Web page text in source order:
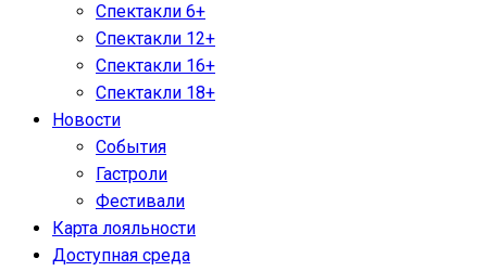
Спектакли 6+
Спектакли 12+
Спектакли 16+
Спектакли 18+
Новости
События
Гастроли
Фестивали
Карта лояльности
Доступная среда